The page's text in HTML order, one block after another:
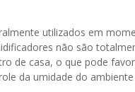
utilizados em
não são
de casa, o que pode
da umidade do